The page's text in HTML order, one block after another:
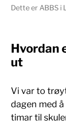
Dette er ABBS i
Hvordan
ut
Vi var to
dagen med
timar til